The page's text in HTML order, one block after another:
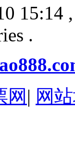
15:14
.
网 | 网